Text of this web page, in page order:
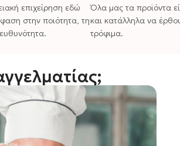
επιχείρηση εδώ
στην ποιότητα, τη
Όλα μας τα προϊόντα
και κατάλληλα να
τρόφιμα.